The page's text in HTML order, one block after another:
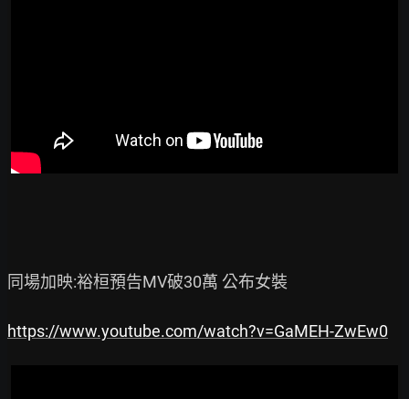
同場加映:裕桓預告MV破30萬 公布女裝
https://www.youtube.com/watch?v=GaMEH-ZwEw0